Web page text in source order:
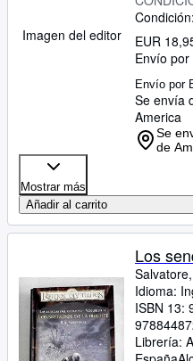
Imagen del editor
EUR
Envío por
Envío por
Se envía
America
Se
de
Mostrar más
Añadir al carrito
Los
Idioma:
ISBN 13:
Librería: